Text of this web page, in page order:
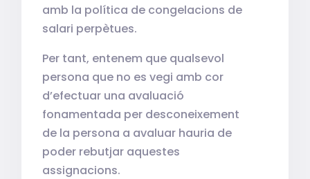
amb la política de congelacions de
salari perpètues.
Per tant, entenem que qualsevol
persona que no es vegi amb cor
d’efectuar una avaluació
fonamentada per desconeixement
de la persona a avaluar hauria de
poder rebutjar aquestes
assignacions.